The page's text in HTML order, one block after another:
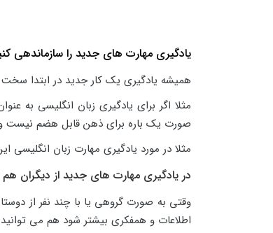
یادگیری مهارت های جدید را سازماندهی
همیشه یادگیری یک کار جدید در ابتدا سخت
مثلا اگر برای یادگیری زبان انگلیسی به
صورت یک باره برای ذهن قابل هضم نیست و
مثلا در مورد یادگیری مهارت زبان
در یادگیری مهارت های جدید از دیگران
وقتی به صورت گروهی یا با چند نفر از
اطلاعات و همفکری بیشتر شود هم می